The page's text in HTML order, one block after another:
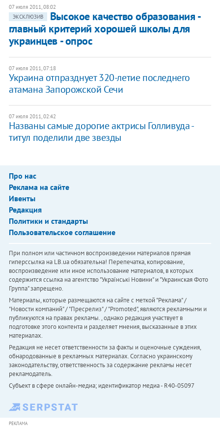
07 июля 2011, 08:02
ЭКСКЛЮЗИВ
Высокое качество образования -
главный критерий хорошей школы для
украинцев - опрос
07 июля 2011, 07:18
​Украина отпразднует 320-летие последнего
атамана Запорожской Сечи
07 июля 2011, 02:42
Названы самые дорогие актрисы Голливуда -
титул поделили две звезды
Про нас
Реклама на сайте
Ивенты
Редакция
Политики и стандарты
Пользовательское соглашение
При полном или частичном воспроизведении материалов прямая
гиперссылка на LB.ua обязательна! Перепечатка, копирование,
воспроизведение или иное использование материалов, в которых
содержится ссылка на агентство "Українськi Новини" и "Украинская Фото
Группа" запрещено.
Материалы, которые размещаются на сайте с меткой "Реклама" /
"Новости компаний" / "Пресрелиз" / "Promoted", являются рекламными и
публикуются на правах рекламы. , однако редакция участвует в
подготовке этого контента и разделяет мнения, высказанные в этих
материалах.
Редакция не несет ответственности за факты и оценочные суждения,
обнародованные в рекламных материалах. Согласно украинскому
законодательству, ответственность за содержание рекламы несет
рекламодатель.
Субъект в сфере онлайн-медиа; идентификатор медиа - R40-05097
РЕКЛАМА